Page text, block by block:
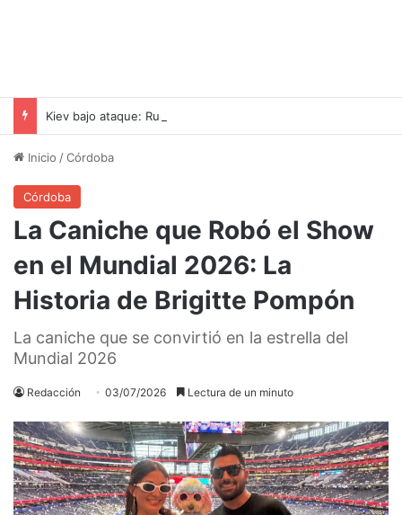
Inicio /Córdoba
Córdoba
La Caniche que Robó el Show
en el Mundial 2026: La
Historia de Brigitte Pompón
La caniche que se convirtió en la estrella del
Mundial 2026
Redacción 03/07/2026 Lectura de un minuto